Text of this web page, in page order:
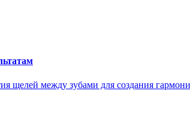
щелей между зубами для создания